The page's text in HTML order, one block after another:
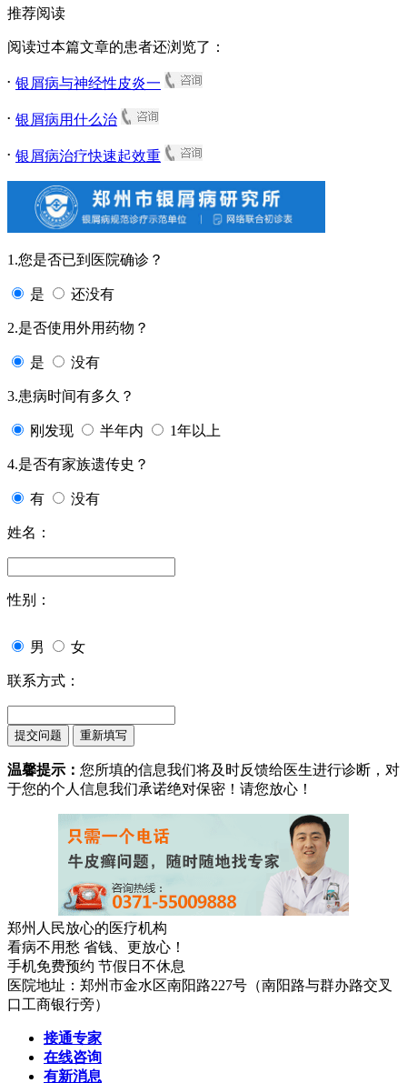
推荐阅读
阅读过本篇文章的患者还浏览了：
. 银屑病与神经性皮炎一
. 银屑病用什么治
. 银屑病治疗快速起效重
1.您是否已到医院确诊？
是 还没有
2.是否使用外用药物？
是 没有
3.患病时间有多久？
刚发现 半年内 1年以上
4.是否有家族遗传史？
有 没有
姓名：
性别：
男 女
联系方式：
温馨提示： 您所填的信息我们将及时反馈给医生进行诊断，对
于您的个人信息我们承诺绝对保密！请您放心！
郑州人民放心的医疗机构
看病不用愁 省钱、更放心！
手机免费预约 节假日不休息
医院地址：郑州市金水区南阳路227号（南阳路与群办路交叉
口工商银行旁）
接通专家
在线咨询
有新消息